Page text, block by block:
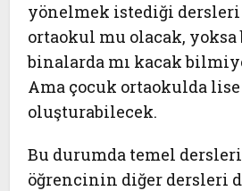
yönelmek istediği dersleri
ortaokul mu olacak, yoksa
binalarda mı kacak
Ama çocuk ortaokulda
oluşturabilecek.
Bu durumda temel
öğrencinin diğer dersleri